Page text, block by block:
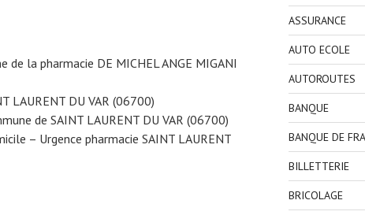
la pharmacie DE MICHEL ANGE MIGANI
LAURENT DU VAR (06700)
de SAINT LAURENT DU VAR (06700)
– Urgence pharmacie SAINT LAURENT
ASSURANCE
AUTO ECOLE
AUTOROUTES
BANQUE
BANQUE DE
BILLETTERIE
BRICOLAGE